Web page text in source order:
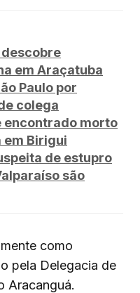
descobre
em Araçatuba
Paulo por
colega
encontrado morto
Birigui
de estupro
são
como
pela Delegacia de
Aracanguá.